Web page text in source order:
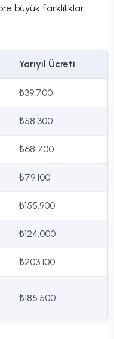
büyük farklılıklar
Yarıyıl Ücreti
₺39.700
₺58.300
₺68.700
₺79.100
₺155.900
₺124.000
₺203.100
₺185.500